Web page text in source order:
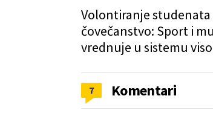
Volontiranje studenata
čovečanstvo: Sport i
vrednuje u sistemu
7 Komentari